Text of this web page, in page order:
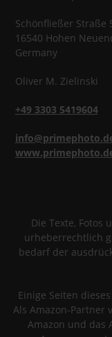
Schönfließer Straße
16540 Hohen
Germany
Oliver M. Zielinski
+49 3303 5419604
Die Texte, Fotos
urheberrechtlich
bedarf der
Einige Seiten
Als Amazon-Partner
Amazon und das